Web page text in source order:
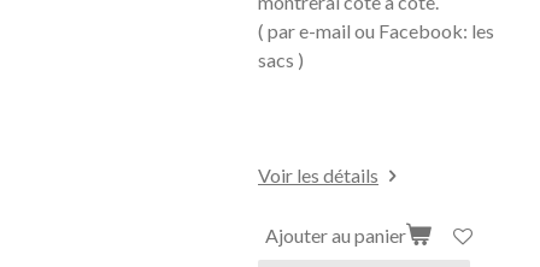
( par e-mail ou Facebook: les
sacs )
Voir les détails
Ajouter au panier